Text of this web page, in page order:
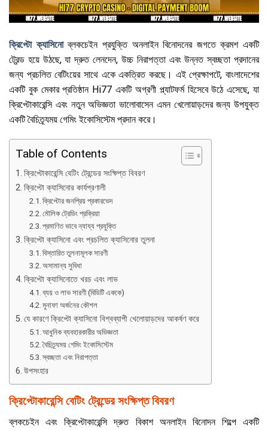
ক্রিপ্টো ক্যাসিনোব্লকচেইন প্রযুক্তি অনলাইন বিনোদনের জগতে ক্রমশ একটি
ট্রেন্ড হয়ে উঠছে, যা দ্রুত লেনদেন, উচ্চ নিরাপত্তা এবং উন্নত স্বচ্ছতা প্রদানের
জন্য প্রচলিত বেটিংয়ের সাথে একে একত্রিত করছে। এই প্রেক্ষাপটে, বাংলাদেশের
একটি বুক মেকার প্রতিষ্ঠান Hi77 একটি অগ্রণী প্ল্যাটফর্ম হিসেবে উঠে এসেছে, যা
ক্রিপ্টোকারেন্সি এবং নতুন অভিজ্ঞতা ভালোবাসেন এমন খেলোয়াড়দের জন্য উপযুক্ত
একটি বৈচিত্র্যময় গেমিং ইকোসিস্টেম প্রদান করে।
Table of Contents
ক্রিপ্টোকারেন্সি বেটিং ট্রেন্ডের সংক্ষিপ্ত বিবরণ
ক্রিপ্টো ক্যাসিনোর কার্যপ্রণালী
ক্রিপ্টোর জনপ্রিয় প্রকারভেদ
মৌলিক ট্রেডিং প্রক্রিয়া
প্রমাণিত ভাবে ন্যায্য প্রযুক্তি
ক্রিপ্টো ক্যাসিনো এবং প্রচলিত ক্যাসিনোর তুলনা
বিস্তারিত তুলনামূলক সারণী
অসামান্য সুবিধা
ক্রিপ্টো ক্যাসিনোতে খরচ এবং লাভ
ব্যয় ও লাভ সারণী (বিডিটি এককে)
মুনাফা অর্জনের কৌশল
যে কারণে ক্রিপ্টো ক্যাসিনো বিশ্বব্যাপী খেলোয়াড়দের আকর্ষণ করে
আধুনিক ব্যবহারকারীর অভিজ্ঞতা
বৈচিত্র্যময় গেমিং ইকোসিস্টেম
স্বচ্ছতা এবং নিরাপত্তা
উপসংহার
ক্রিপ্টোকারেন্সি বেটিং ট্রেন্ডের সংক্ষিপ্ত বিবরণ
ব্লকচেইন এবং ক্রিপ্টোকারেন্সি দ্রুত বিকাশ অনলাইন বিনোদন শিল্পে একটি